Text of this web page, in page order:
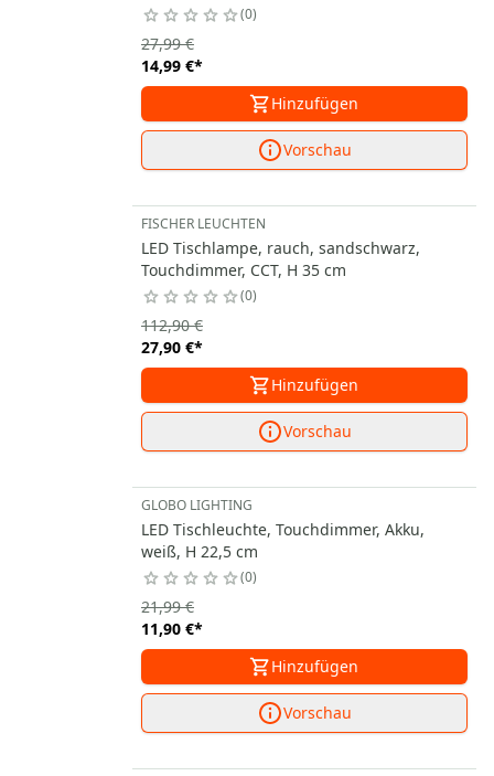
0
14,99 €*
27,99 €
Hinzufügen
Vorschau
FISCHER LEUCHTEN
LED Tischlampe, rauch, sandschwarz,
Touchdimmer, CCT, H 35 cm
0
27,90 €*
112,90 €
Hinzufügen
Vorschau
GLOBO LIGHTING
LED Tischleuchte, Touchdimmer, Akku,
weiß, H 22,5 cm
0
11,90 €*
21,99 €
Hinzufügen
Vorschau